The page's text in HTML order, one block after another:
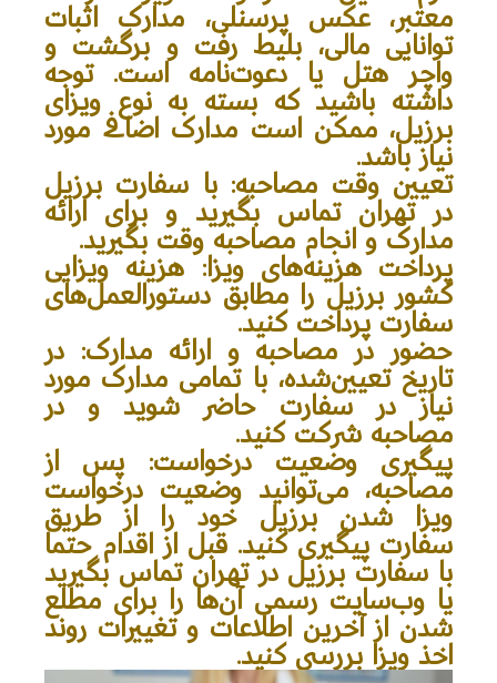
معتبر، عکس پرسنلی، مدارک اثبات
توانایی مالی، بلیط رفت و برگشت و
واچر هتل یا دعوت‌نامه است. توجه
داشته باشید که بسته به نوع ویزای
برزیل، ممکن است مدارک اضافی مورد
نیاز باشد.
تعیین وقت مصاحبه: با سفارت برزیل
در تهران تماس بگیرید و برای ارائه
مدارک و انجام مصاحبه وقت بگیرید.
پرداخت هزینه‌های ویزا: هزینه ویزایی
کشور برزیل را مطابق دستورالعمل‌های
سفارت پرداخت کنید.
حضور در مصاحبه و ارائه مدارک: در
تاریخ تعیین‌شده، با تمامی مدارک مورد
نیاز در سفارت حاضر شوید و در
مصاحبه شرکت کنید.
پیگیری وضعیت درخواست: پس از
مصاحبه، می‌توانید وضعیت درخواست
ویزا شدن برزیل خود را از طریق
سفارت پیگیری کنید. قبل از اقدام حتما
با سفارت برزیل در تهران تماس بگیرید
یا وب‌سایت رسمی آن‌ها را برای مطلع
شدن از آخرین اطلاعات و تغییرات روند
اخذ ویزا بررسی کنید.